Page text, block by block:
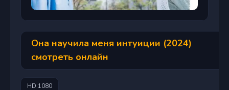
Она научила меня интуиции (2024)
смотреть онлайн
HD 1080